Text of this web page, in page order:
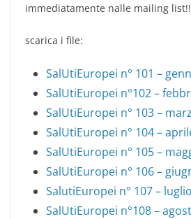
immediatamente nalle mailing list!!
scarica i file:
SalUtiEuropei n° 101 –
SalUtiEuropei n°102 –
SalUtiEuropei n° 103 –
SalUtiEuropei n° 104 –
SalUtiEuropei n° 105 –
SalUtiEuropei n° 106 –
SalutiEuropei n° 107 –
SalUtiEuropei n°108 –